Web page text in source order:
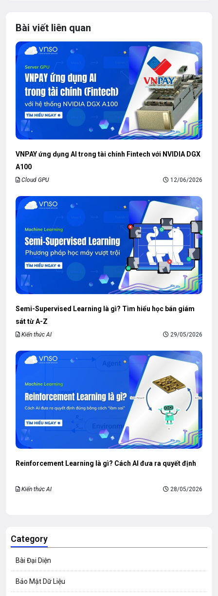
Bài viết liên quan
VNPAY ứng dụng AI trong tài chính Fintech với NVIDIA DGX
A100
Cloud GPU 12/06/2026
Semi-Supervised Learning là gì? Tìm hiểu học bán giám
sát từ A-Z
Kiến thức AI 29/05/2026
Reinforcement Learning là gì? Cách AI đưa ra quyết định
Kiến thức AI 28/05/2026
Category
Bài Đại Diện
Bảo Mật Dữ Liệu